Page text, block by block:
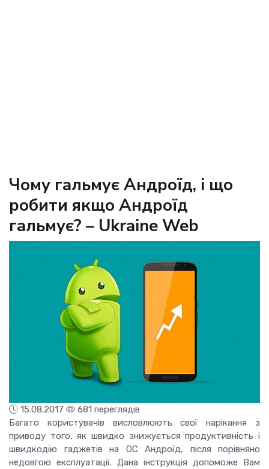
Чому гальмує Андроїд, і що
робити якщо Андроїд
гальмує? – Ukraine Web
15.08.2017
681 переглядів
Багато користувачів висловлюють свої нарікання з
приводу того, як швидко знижується продуктивність і
швидкодію гаджетів на ОС Андроїд, після порівняно
недовгою експлуатації. Дана інструкція допоможе Вам